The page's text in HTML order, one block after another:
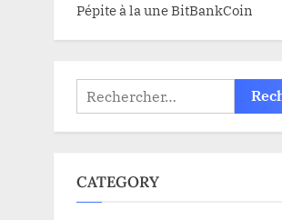
Pépite à la une BitBankCoin
Rechercher :
CATEGORY